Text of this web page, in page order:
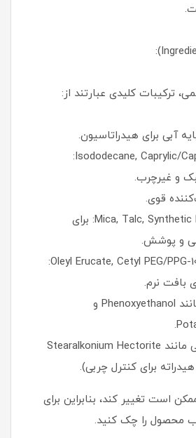
ترکیبات کلیدی عبارتند از:
Isododecane, Caprylic/Capric Triglyceride:
و غیرچرب.
Mica, Talc, Synthetic Fluorphlogopite: برای
و پوشش.
Oleyl Erucate, Cetyl PEG/PPG-10/1 Dimethicone:
بافت نرم.
مواد نگهدارنده مانند Phenoxyethanol و
حاوی مواد معدنی مانند Stearalkonium Hectorite
برای کنترل چربی).
است تغییر کند، بنابراین برای
محصول را چک کنید.